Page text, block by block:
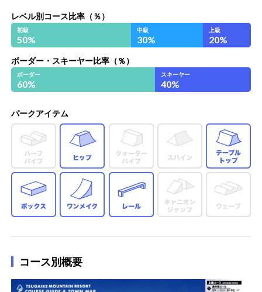
レベル別コース比率（％）
初級
50%
中級
30%
上級
20%
ボーダー・スキーヤー比率（％）
ボーダー
60%
スキーヤー
40%
パークアイテム
ヒップ
ボックス ワンメイク レール
コース別概要